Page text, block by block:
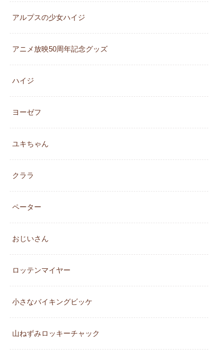
アルプスの少女ハイジ
アニメ放映50周年記念グッズ
ハイジ
ヨーゼフ
ユキちゃん
クララ
ペーター
おじいさん
ロッテンマイヤー
小さなバイキングビッケ
山ねずみロッキーチャック